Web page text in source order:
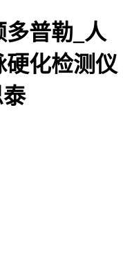
多普勒_人
硬化检测仪